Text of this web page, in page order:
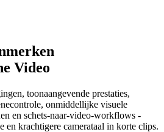
Video
toonaangevende prestaties,
onmiddellijke visuele
en schets-naar-video-workflows -
en krachtigere camerataal in korte clips.